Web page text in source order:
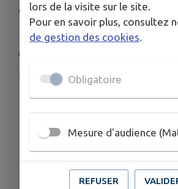
Cette fiche n'a pas encore été
COORDONNÉES
jeanmichel.vandroy@orange.fr
lors de la visite sur le site.
Pour en savoir plus, consultez
de gestion des cookies.
Obligatoire
Mesure d'audience
REFUSER